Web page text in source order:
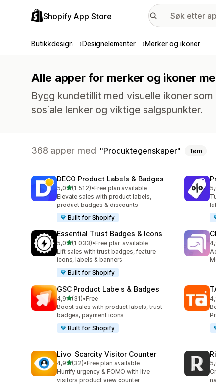
Shopify App Store
Butikkdesign Designelementer Merker og ikoner
Alle apper for merker og ikoner
Bygg kundetillit med visuelle ikoner
sosiale lenker og viktige salgspunkter.
368 apper med Produktegenskaper Tøm
DECO Product Labels & Badges
5,0av 5 stjerner
(1 512)
Totalt 1512 omtaler
•Free plan available
Elevate sales with product labels,
product badges & discounts
Built for Shopify
Essential Trust Badges & Icons
5,0av 5 stjerner
(1 033)
Totalt 1033 omtaler
•Free plan available
Lift sales with trust badges, feature
icons, labels & banners
Built for Shopify
GSC Product Labels & Badges
4,9av 5 stjerner
(31)
Totalt 31 omtaler
•Free
Boost sales with product labels, trust
badges, payment icons
Built for Shopify
Livo: Scarcity Visitor Counter
4,9av 5 stjerner
(32)
Totalt 32 omtaler
•Free plan available
Hurrify urgency & FOMO with live
visitors product view counter